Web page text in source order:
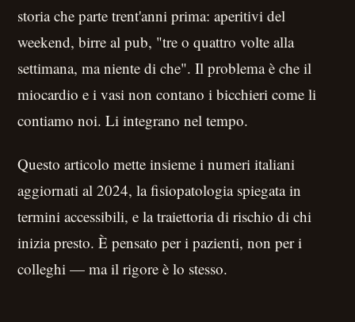
storia che parte trent'anni prima: aperitivi del
weekend, birre al pub, "tre o quattro volte alla
settimana, ma niente di che". Il problema è che il
miocardio e i vasi non contano i bicchieri come li
contiamo noi. Li integrano nel tempo.
Questo articolo mette insieme i numeri italiani
aggiornati al 2024, la fisiopatologia spiegata in
termini accessibili, e la traiettoria di rischio di chi
inizia presto. È pensato per i pazienti, non per i
colleghi — ma il rigore è lo stesso.